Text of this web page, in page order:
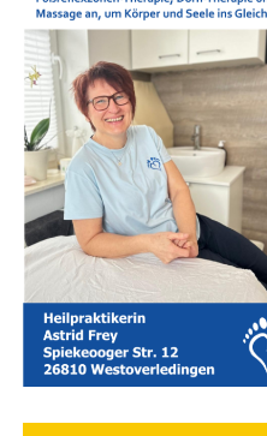
Lebens­kri­sen &
Beruf,
flik­te oder die Suche
Lebens­pha­sen (wie
Aus­zug der Kinder).
Den Kreis­lauf
Hei­lung beginnt dort, wo wir
anfan­gen hin­zu­schau­en.
wie wir Ihren Kopf
Ihre aktu­el­le